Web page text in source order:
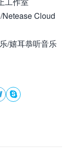
Cloud
/嬉耳恭听音乐
